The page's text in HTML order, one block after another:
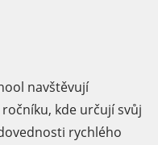
navštěvují
kde určují svůj
rychlého